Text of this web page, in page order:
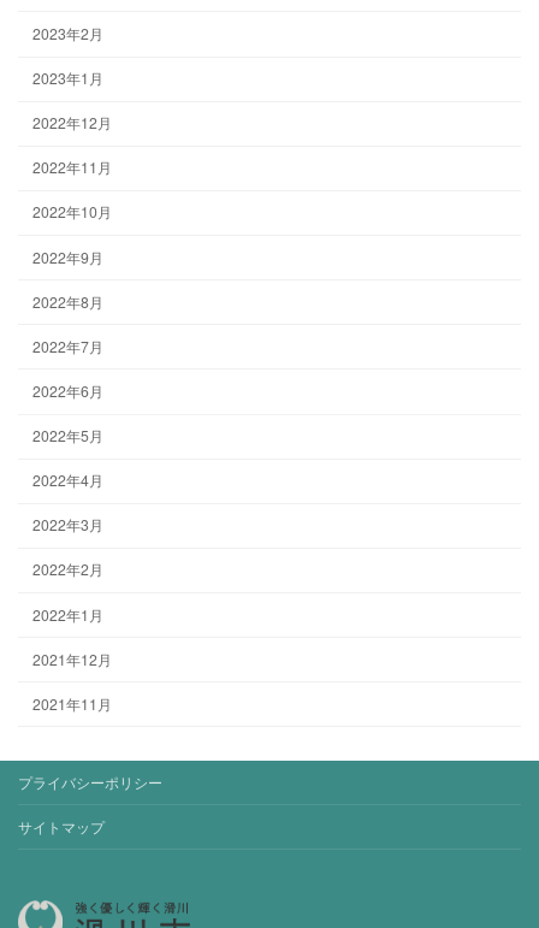
2023年2月
2023年1月
2022年12月
2022年11月
2022年10月
2022年9月
2022年8月
2022年7月
2022年6月
2022年5月
2022年4月
2022年3月
2022年2月
2022年1月
2021年12月
2021年11月
プライバシーポリシー
サイトマップ